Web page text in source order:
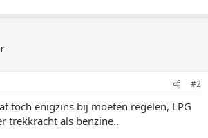
#2
toch enigzins bij moeten regelen, LPG
trekkracht als benzine..